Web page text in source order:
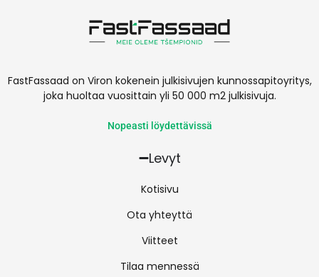
FastFassaad on Viron kokenein julkisivujen kunnossapitoyritys,
joka huoltaa vuosittain yli 50 000 m2 julkisivuja.
Nopeasti löydettävissä
Levyt
Kotisivu
Ota yhteyttä
Viitteet
Tilaa mennessä